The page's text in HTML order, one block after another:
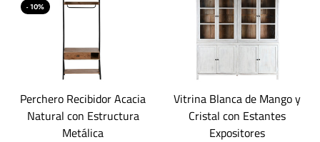
- 10%
Perchero Recibidor Acacia
Natural con Estructura
Metálica
Vitrina Blanca de Mango y
Cristal con Estantes
Expositores